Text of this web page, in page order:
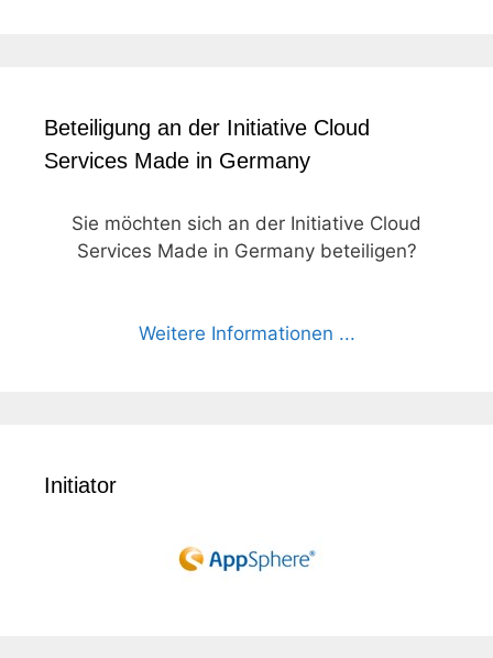
Beteiligung an der Initiative Cloud
Services Made in Germany
Sie möchten sich an der Initiative Cloud
Services Made in Germany beteiligen?
Weitere Informationen ...
Initiator